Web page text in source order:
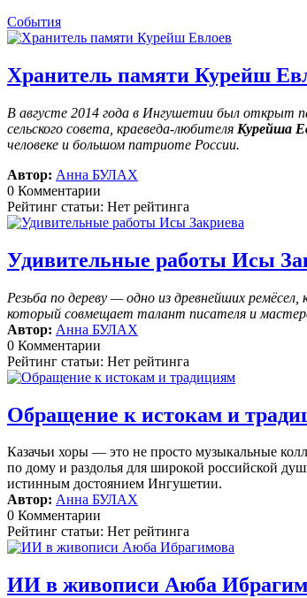
События
Хранитель памяти Курейш
В августе 2014 года в Ингушетии был открыт
сельского совета, краеведа-любителя Курейша
человеке и большом патриоте России.
Автор: Анна БУЛАХ
0 Комментарии
Рейтинг статьи: Нет рейтинга
Удивительные работы Исы
Резьба по дереву — одно из древнейших
который совмещает талант писателя и
Автор: Анна БУЛАХ
0 Комментарии
Рейтинг статьи: Нет рейтинга
Обращение к истокам и
Казачьи хоры — это не просто музыкальные
по дому и раздолья для широкой российской
истинным достоянием Ингушетии.
Автор: Анна БУЛАХ
0 Комментарии
Рейтинг статьи: Нет рейтинга
ИИ в живописи Аюба